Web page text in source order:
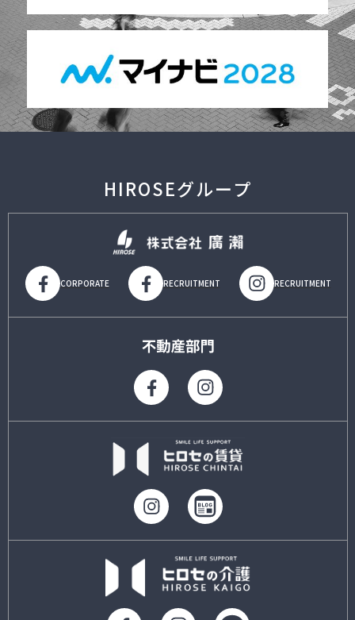
HIROSEグループ
CORPORATE RECRUITMENT RECRUITMENT